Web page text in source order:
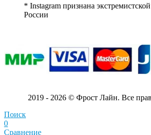
* Instagram признана
России
2019 - 2026 © Фрост Лайн. Все
Поиск
0
Сравнение